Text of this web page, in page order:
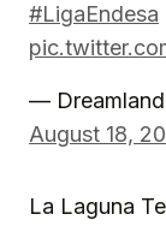
#LigaEndesa
— Dreamland
August 18,
La Laguna